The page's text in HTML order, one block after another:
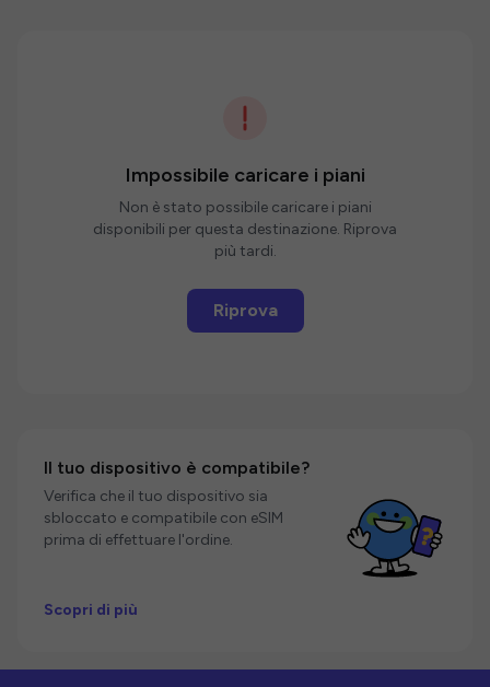
Impossibile caricare i piani
Non è stato possibile caricare i piani
disponibili per questa destinazione. Riprova
più tardi.
Riprova
Il tuo dispositivo è compatibile?
Verifica che il tuo dispositivo sia
sbloccato e compatibile con eSIM
prima di effettuare l'ordine.
Scopri di più